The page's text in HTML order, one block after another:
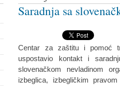
Saradnja sa
Centar za zaštitu i pomoć
uspostavio kontakt i
slovenačkom nevladinom
izbeglica, izbegličkim